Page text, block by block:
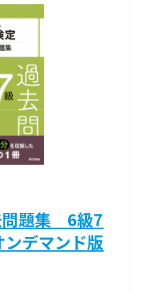
問題集 6級7
デマンド版